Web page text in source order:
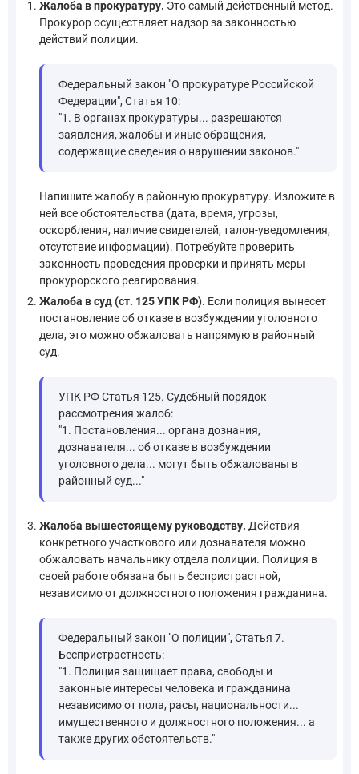
Жалоба в прокуратуру. Это самый действенный метод.
Прокурор осуществляет надзор за законностью
действий полиции.
Федеральный закон "О прокуратуре Российской
Федерации", Статья 10:
"1. В органах прокуратуры... разрешаются
заявления, жалобы и иные обращения,
содержащие сведения о нарушении законов."
Напишите жалобу в районную прокуратуру. Изложите в
ней все обстоятельства (дата, время, угрозы,
оскорбления, наличие свидетелей, талон-уведомления,
отсутствие информации). Потребуйте проверить
законность проведения проверки и принять меры
прокурорского реагирования.
Жалоба в суд (ст. 125 УПК РФ). Если полиция вынесет
постановление об отказе в возбуждении уголовного
дела, это можно обжаловать напрямую в районный
суд.
УПК РФ Статья 125. Судебный порядок
рассмотрения жалоб:
"1. Постановления... органа дознания,
дознавателя... об отказе в возбуждении
уголовного дела... могут быть обжалованы в
районный суд..."
Жалоба вышестоящему руководству. Действия
конкретного участкового или дознавателя можно
обжаловать начальнику отдела полиции. Полиция в
своей работе обязана быть беспристрастной,
независимо от должностного положения гражданина.
Федеральный закон "О полиции", Статья 7.
Беспристрастность:
"1. Полиция защищает права, свободы и
законные интересы человека и гражданина
независимо от пола, расы, национальности...
имущественного и должностного положения... а
также других обстоятельств."